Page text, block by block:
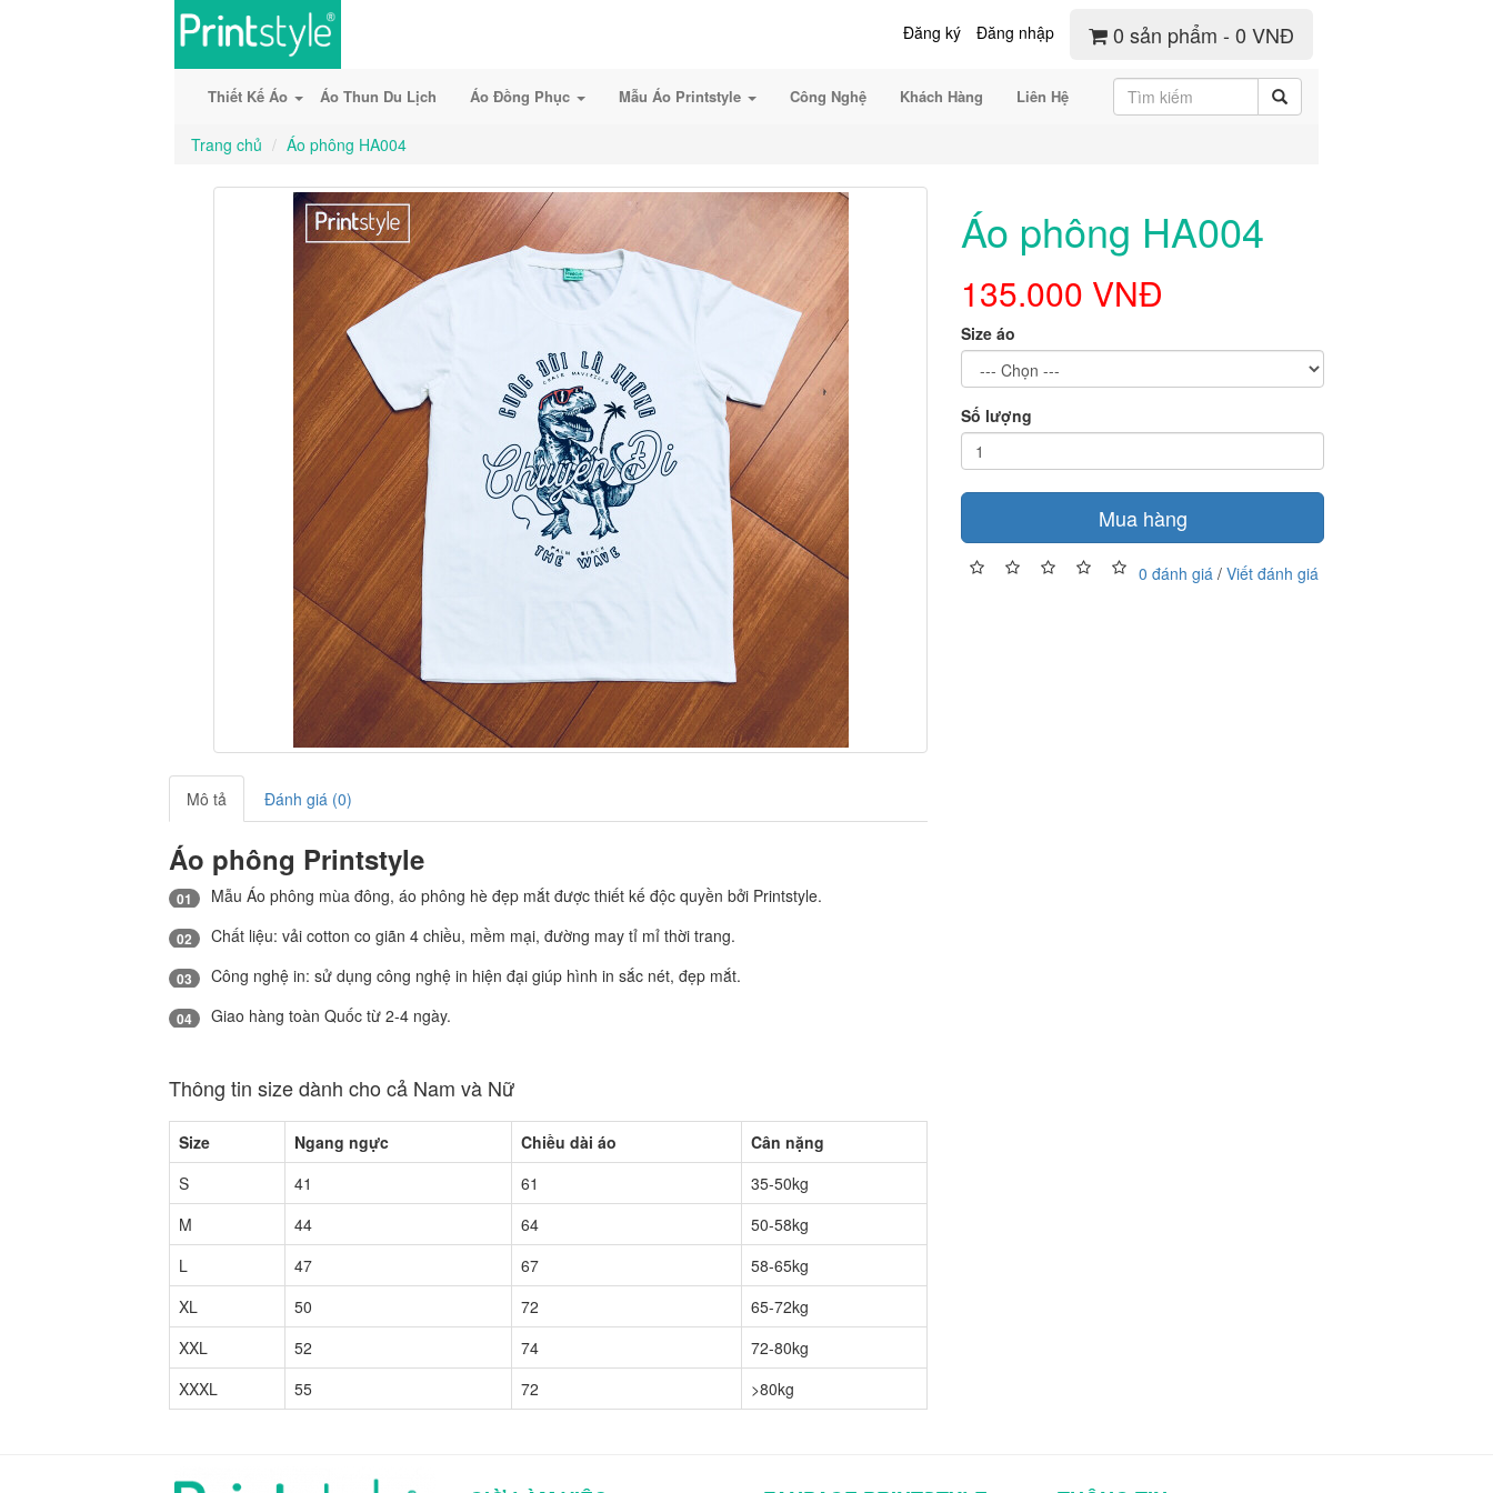
Đăng ký Đăng nhập 0 sản phẩm - 0 VNĐ
Thiết Kế Áo Áo Thun Du Lịch Áo Đồng Phục Mẫu Áo Printstyle Công Nghệ Khách Hàng Liên Hệ
Trang chủ Áo phông HA004
Mô tả Đánh giá (0)
Áo phông Printstyle
01 Mẫu Áo phông mùa đông, áo phông hè đẹp mắt được thiết kế độc quyền bởi Printstyle.
02 Chất liệu: vải cotton co giãn 4 chiều, mềm mại, đường may tỉ mỉ thời trang.
03 Công nghệ in: sử dụng công nghệ in hiện đại giúp hình in sắc nét, đẹp mắt.
04 Giao hàng toàn Quốc từ 2-4 ngày.
Thông tin size dành cho cả Nam và Nữ
Size Ngang ngực Chiều dài áo
Cân nặng
S
41 61
35-50kg
M
44 64
50-58kg
L
47 67
58-65kg
XL
50 72
65-72kg
XXL
52 74
72-80kg
XXXL
55 72 >80kg
Áo phông HA004
135.000 VNĐ
Size áo
Số lượng
Mua hàng
0 đánh giá /Viết đánh giá